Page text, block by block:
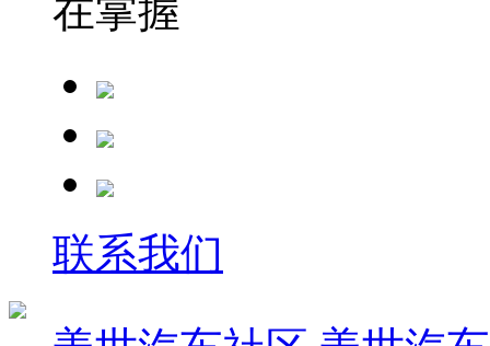
在掌握
联系我们